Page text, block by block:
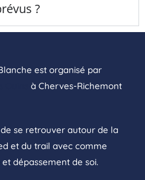
?
est organisé par
à Cherves-Richemont
se retrouver autour de la
et du trail avec comme
dépassement de soi.